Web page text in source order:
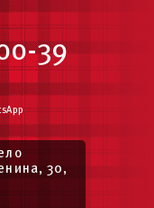
39
30,